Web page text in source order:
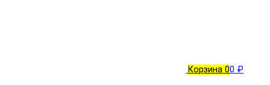
Корзина 00 ₽